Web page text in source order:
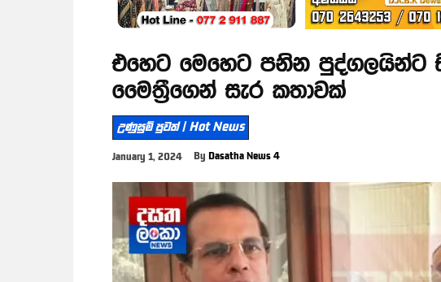
එහෙට මෙහෙට පනින පුද්ගලයින්ට
මෛත්‍රීගෙන් සැර කතාවක්
උණුසුම් පුවත් | Hot News
January 1, 2024 By Dasatha News 4